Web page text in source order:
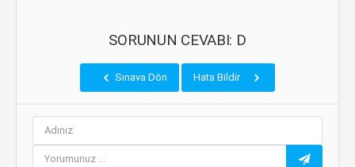
SORUNUN CEVABI: D
Sınava Dön Hata Bildir